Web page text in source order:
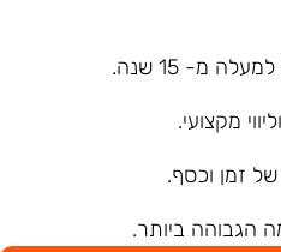
מ- 15 שנה.
מקצועי.
של זמן וכסף.
הגבוהה ביותר.